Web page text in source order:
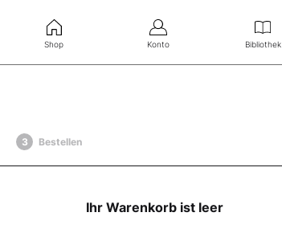
Shop Konto Bibliothek
Bestellen
Ihr Warenkorb ist leer